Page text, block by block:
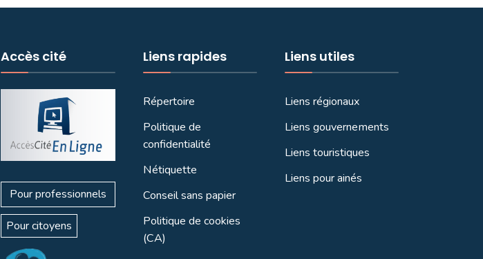
Accès cité
Pour professionnels
Pour citoyens
Liens rapides
Répertoire
Politique de
confidentialité
Nétiquette
Conseil sans papier
Politique de cookies
(CA)
Liens utiles
Liens régionaux
Liens gouvernements
Liens touristiques
Liens pour ainés